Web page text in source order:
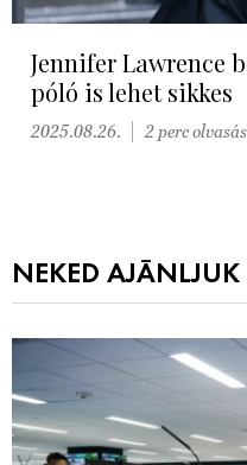
Jennifer Lawrence
póló is lehet sikkes
2025.08.26. 2 perc olvasás
NEKED AJÁNLJUK